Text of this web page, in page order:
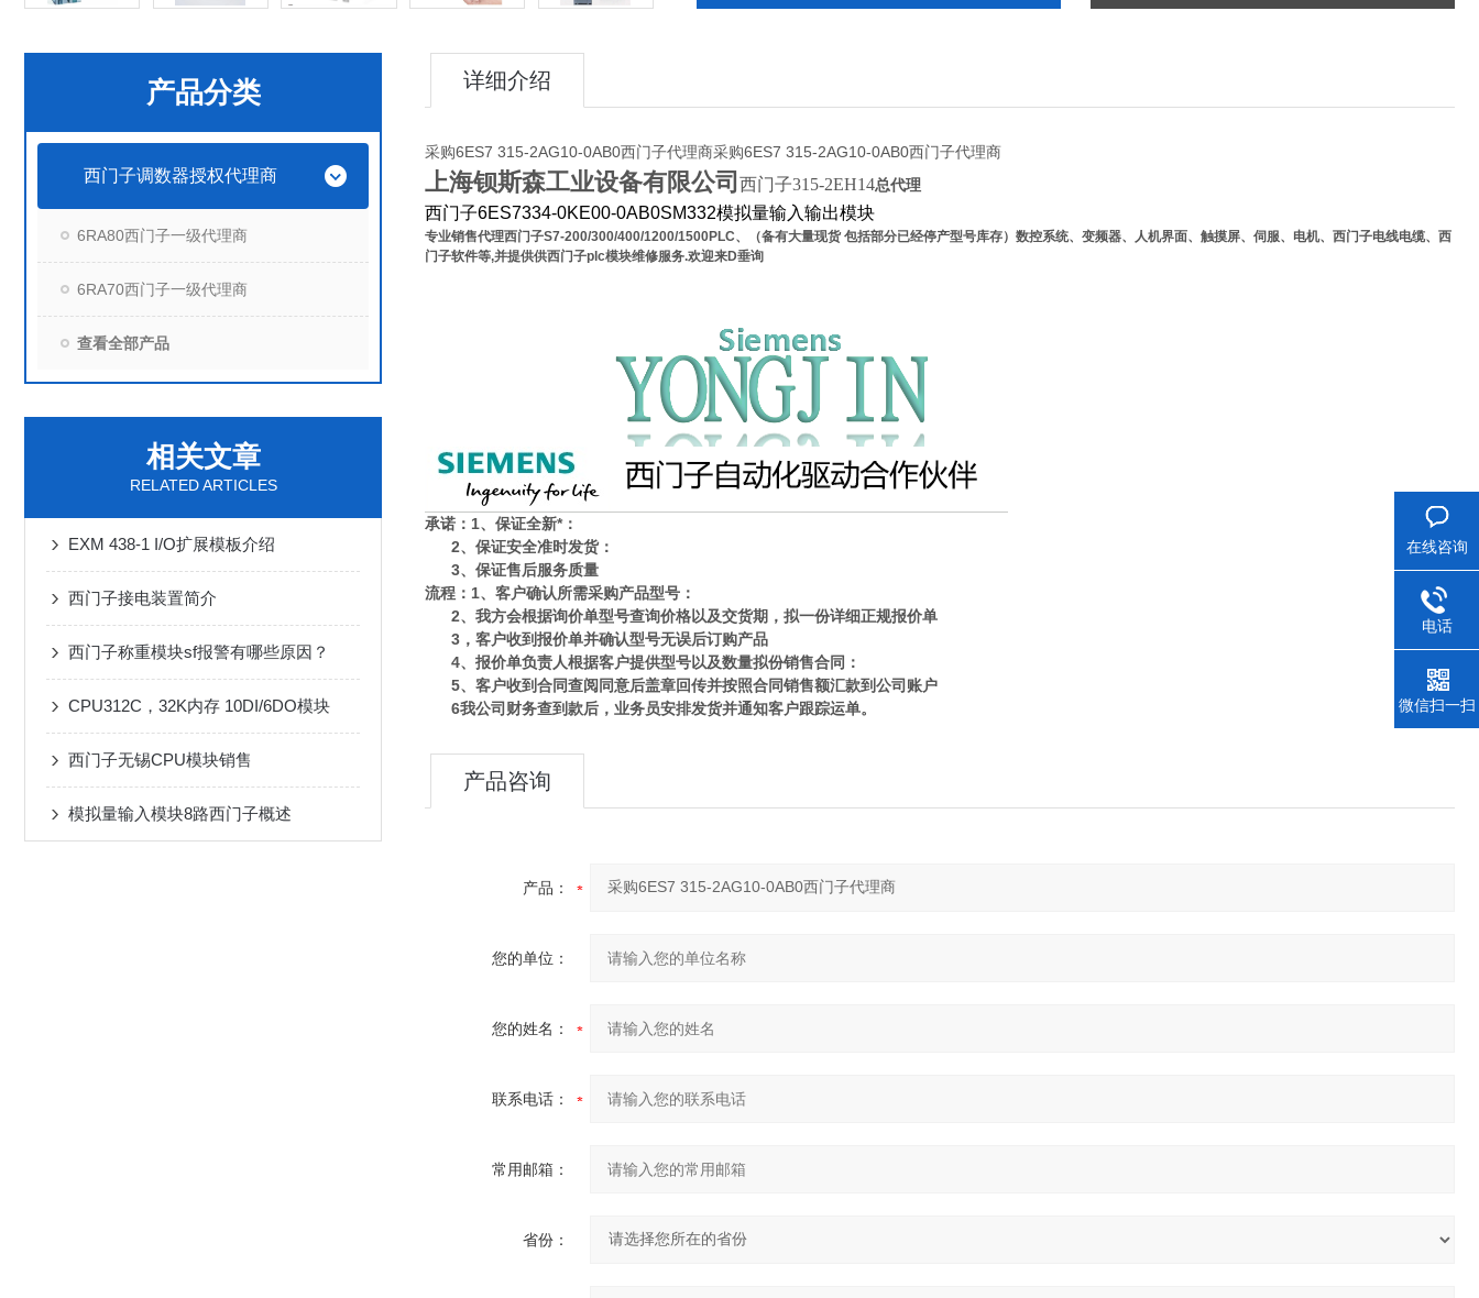
产品分类
西门子调数器授权代理商
6RA80西门子一级代理商
6RA70西门子一级代理商
查看全部产品
相关文章
RELATED ARTICLES
EXM 438-1 I/O扩展模板介绍
西门子接电装置简介
西门子称重模块sf报警有哪些原因？
CPU312C，32K内存 10DI/6DO模块
西门子无锡CPU模块销售
模拟量输入模块8路西门子概述
详细介绍
采购6ES7 315-2AG10-0AB0西门子代理商采购6ES7 315-2AG10-0AB0西门子代理商
上海钡斯森工业设备有限公司 西门子315-2EH14总代理
西门子6ES7334-0KE00-0AB0SM332模拟量输入输出模块
专业销售代理西门子S7-200/300/400/1200/1500PLC、（备有大量现货 包括部分已经停产型号库存）数控系统、变频器、人机界面、触摸屏、伺服、电机、西门子电线电缆、西
门子软件等,并提供供西门子plc模块维修服务.欢迎来D垂询
承诺：1、保证全新*：
2、保证安全准时发货：
3、保证售后服务质量
流程：1、客户确认所需采购产品型号：
2、我方会根据询价单型号查询价格以及交货期，拟一份详细正规报价单
3，客户收到报价单并确认型号无误后订购产品
4、报价单负责人根据客户提供型号以及数量拟份销售合同：
5、客户收到合同查阅同意后盖章回传并按照合同销售额汇款到公司账户
6我公司财务查到款后，业务员安排发货并通知客户跟踪运单。
产品咨询
产品：
您的单位：
您的姓名：
联系电话：
常用邮箱：
省份：
在线咨询
电话
微信扫一扫